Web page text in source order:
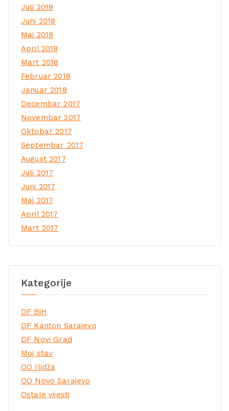
Juli 2018
Juni 2018
Maj 2018
April 2018
Mart 2018
Februar 2018
Januar 2018
Decembar 2017
Novembar 2017
Oktobar 2017
Septembar 2017
August 2017
Juli 2017
Juni 2017
Maj 2017
April 2017
Mart 2017
Kategorije
DF BiH
DF Kanton Sarajevo
DF Novi Grad
Moj stav
OO Ilidža
OO Novo Sarajevo
Ostale vijesti